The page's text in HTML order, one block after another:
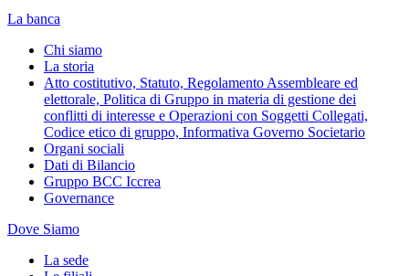
La banca
Chi siamo
La storia
Atto costitutivo, Statuto, Regolamento Assembleare ed
elettorale, Politica di Gruppo in materia di gestione dei
conflitti di interesse e Operazioni con Soggetti Collegati,
Codice etico di gruppo, Informativa Governo Societario
Organi sociali
Dati di Bilancio
Gruppo BCC Iccrea
Governance
Dove Siamo
La sede